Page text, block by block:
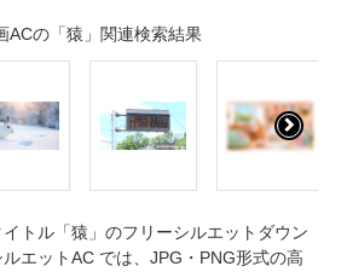
ACの「猿」関連検索結果
トル「猿」のフリーシルエットダウン
エットAC では、JPG・PNG形式の高